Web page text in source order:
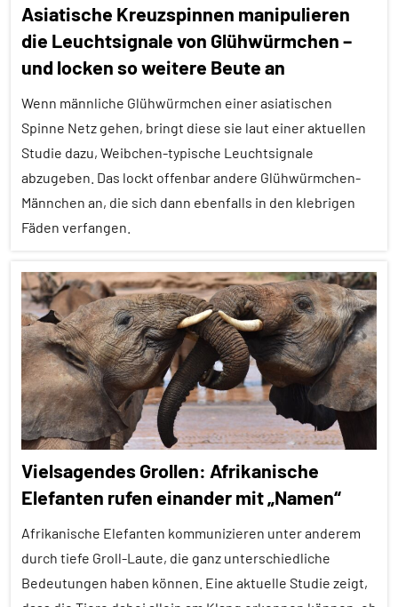
aktuell
In
aller
Säugetiere
Sozialverhalten
Wirbeltiere
Asiatische Kreuzspinnen manipulieren
die Leuchtsignale von Glühwürmchen –
und locken so weitere Beute an
Wenn männliche Glühwürmchen einer asiatischen
Spinne Netz gehen, bringt diese sie laut einer aktuellen
Studie dazu, Weibchen-typische Leuchtsignale
abzugeben. Das lockt offenbar andere Glühwürmchen-
Männchen an, die sich dann ebenfalls in den klebrigen
Fäden verfangen.
Alle
Artikel
Alle
Themen
Alle
Tiergruppen
Ernährung
Forschung
aktuell
Fressfeinde
Insekten
Inter-
Vielsagendes Grollen: Afrikanische
Elefanten rufen einander mit „Namen“
Afrikanische Elefanten kommunizieren unter anderem
durch tiefe Groll-Laute, die ganz unterschiedliche
Bedeutungen haben können. Eine aktuelle Studie zeigt,